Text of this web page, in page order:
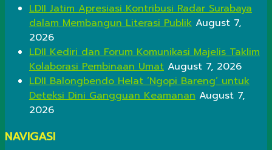
LDII Jatim Apresiasi Kontribusi Radar Surabaya
dalam Membangun Literasi Publik August 7,
2026
LDII Kediri dan Forum Komunikasi Majelis Taklim
Kolaborasi Pembinaan Umat August 7, 2026
LDII Balongbendo Helat ‘Ngopi Bareng’ untuk
Deteksi Dini Gangguan Keamanan August 7,
2026
NAVIGASI